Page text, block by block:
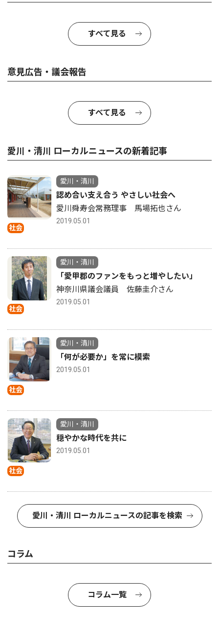
すべて見る
意見広告・議会報告
すべて見る
愛川・清川 ローカルニュースの新着記事
社会
愛川・清川
認め合い支え合う やさしい社会へ
愛川舜寿会常務理事 馬場拓也さん
2019.05.01
社会
愛川・清川
「愛甲郡のファンをもっと増やしたい」
神奈川県議会議員 佐藤圭介さん
2019.05.01
社会
愛川・清川
「何が必要か」を常に模索
2019.05.01
社会
愛川・清川
穏やかな時代を共に
2019.05.01
愛川・清川 ローカルニュースの記事を検索
コラム
コラム一覧